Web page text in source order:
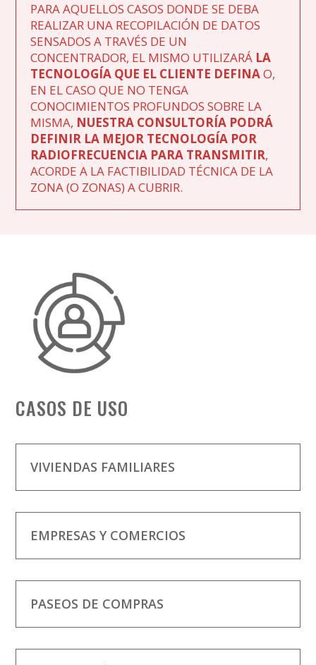
PARA AQUELLOS CASOS DONDE SE DEBA
REALIZAR UNA RECOPILACIÓN DE DATOS
SENSADOS A TRAVÉS DE UN
CONCENTRADOR, EL MISMO UTILIZARÁ LA
TECNOLOGÍA QUE EL CLIENTE DEFINAO,
EN EL CASO QUE NO TENGA
CONOCIMIENTOS PROFUNDOS SOBRE LA
MISMA, NUESTRA CONSULTORÍA PODRÁ
DEFINIR LA MEJOR TECNOLOGÍA POR
RADIOFRECUENCIA PARA TRANSMITIR,
ACORDE A LA FACTIBILIDAD TÉCNICA DE LA
ZONA (O ZONAS) A CUBRIR.
CASOS DE USO
VIVIENDAS FAMILIARES
EMPRESAS Y COMERCIOS
PASEOS DE COMPRAS